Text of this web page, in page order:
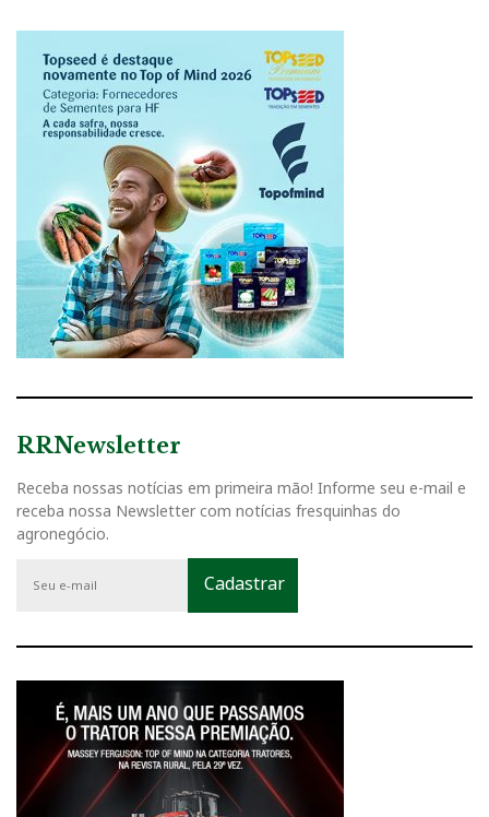
RRNewsletter
Receba nossas notícias em primeira mão! Informe seu e-mail e
receba nossa Newsletter com notícias fresquinhas do
agronegócio.